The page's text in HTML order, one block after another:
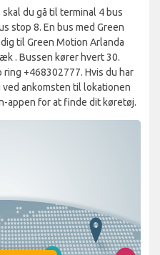
du gå til terminal 4 bus
stop 8. En bus med Green
til Green Motion Arlanda
. Bussen kører hvert 30.
+468302777. Hvis du har
ved ankomsten til lokationen
appen for at finde dit køretøj.